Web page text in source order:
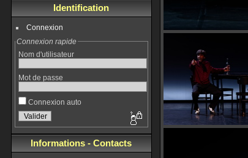
Identification
Connexion
Connexion rapide
Nom d'utilisateur
Mot de passe
Connexion auto
Informations - Contacts